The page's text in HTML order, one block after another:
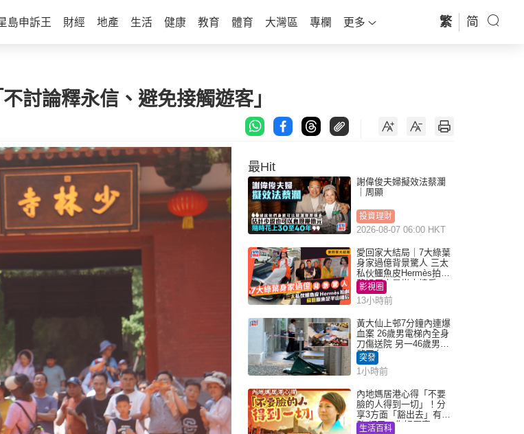
島申訴王 財經 地產 生活 健康 教育 體育 大灣區 專欄 更多 繁 简
討論釋永信、避免接觸遊客」
最Hit
謝偉俊夫婦擬效法蔡瀾
｜周顯
投資理財
2026-08-07 06:00 HKT
愛回家大結局｜7大綠葉
身家過億背景驚人 三太
私伙鱷魚皮Hermès拍劇
蘇姐原來是半山樓后
影視圈
13小時前
黃大仙上邨7分鐘內連爆
血案 26歲男電梯內全身
刀傷送院 另一46歲男倒
斃平台
突發
1小時前
內地媽居港心得「不要
臉的人得到一切」！分
享3方面「豁出去」有著
數 網民：你好厲害
生活百科